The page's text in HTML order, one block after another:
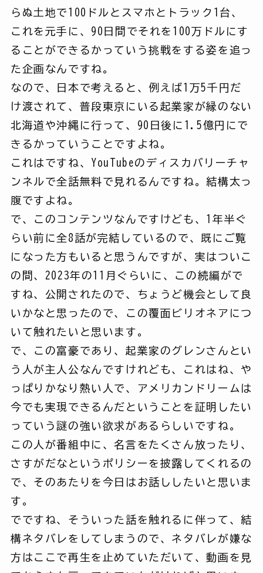
らぬ土地で100ドルとスマホとトラック1台、
これを元手に、90日間でそれを100万ドルにす
ることができるかっていう挑戦をする姿を追っ
た企画なんですね。
なので、日本で考えると、例えば1万5千円だ
け渡されて、普段東京にいる起業家が縁のない
北海道や沖縄に行って、90日後に1.5億円にで
きるかっていうことですよね。
これはですね、YouTubeのディスカバリーチャ
ンネルで全話無料で見れるんですね。結構太っ
腹ですよね。
で、このコンテンツなんですけども、1年半ぐ
らい前に全8話が完結しているので、既にご覧
になった方もいると思うんですが、実はついこ
の間、2023年の11月ぐらいに、この続編がで
すね、公開されたので、ちょうど機会として良
いかなと思ったので、この覆面ビリオネアにつ
いて触れたいと思います。
で、この富豪であり、起業家のグレンさんとい
う人が主人公なんですけれども、これはね、や
っぱりかなり熱い人で、アメリカンドリームは
今でも実現できるんだということを証明したい
っていう謎の強い欲求があるらしいですね。
この人が番組中に、名言をたくさん放ったり、
さすがだなというポリシーを披露してくれるの
で、そのあたりを今日はお話ししたいと思いま
す。
でですね、そういった話を触れるに伴って、結
構ネタバレをしてしまうので、ネタバレが嫌な
方はここで再生を止めていただいて、動画を見